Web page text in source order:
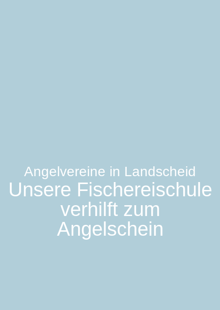
Angelvereine in Landscheid
Unsere Fischereischule
verhilft zum
Angelschein